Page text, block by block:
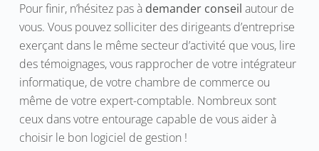
Pour finir, n’hésitez pas à demander conseil autour de
vous. Vous pouvez solliciter des dirigeants d’entreprise
exerçant dans le même secteur d’activité que vous, lire
des témoignages, vous rapprocher de votre intégrateur
informatique, de votre chambre de commerce ou
même de votre expert-comptable. Nombreux sont
ceux dans votre entourage capable de vous aider à
choisir le bon logiciel de gestion !